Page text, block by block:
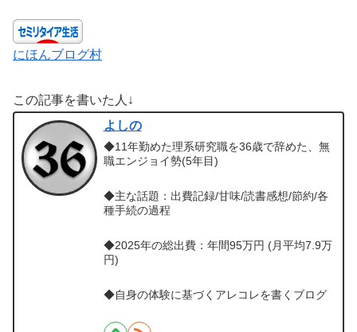
にほんブログ村
この記事を書いた人↓
よしの
◆11年勤めた理系研究職を36歳で辞めた、無
職エンジョイ勢(5年目)
◆主な話題：出費記録/甘味/読書感想/節約/各
種手続の過程
◆2025年の総出費：年間95万円 (月平均7.9万
円)
◆自身の体験に基づくアレコレを書くブログ